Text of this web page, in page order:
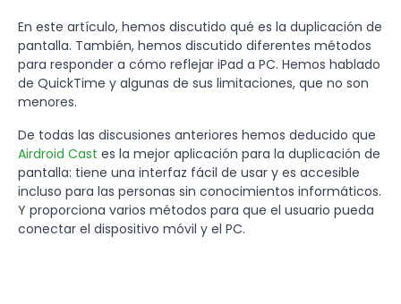
En este artículo, hemos discutido qué es la duplicación de
pantalla. También, hemos discutido diferentes métodos
para responder a cómo reflejar iPad a PC. Hemos hablado
de QuickTime y algunas de sus limitaciones, que no son
menores.
De todas las discusiones anteriores hemos deducido que
Airdroid Cast es la mejor aplicación para la duplicación de
pantalla: tiene una interfaz fácil de usar y es accesible
incluso para las personas sin conocimientos informáticos.
Y proporciona varios métodos para que el usuario pueda
conectar el dispositivo móvil y el PC.